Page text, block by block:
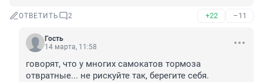
ОТВЕТИТЬ 2 +22 –11
Гость
14 марта, 11:58
говорят, что у многих самокатов тормоза
отвратные... не рискуйте так, берегите себя.